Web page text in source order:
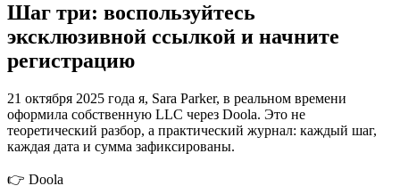
Шаг три: воспользуйтесь
эксклюзивной ссылкой и начните
регистрацию
21 октября 2025 года я, Sara Parker, в реальном времени
оформила собственную LLC через Doola. Это не
теоретический разбор, а практический журнал: каждый шаг,
каждая дата и сумма зафиксированы.
👉 Doola